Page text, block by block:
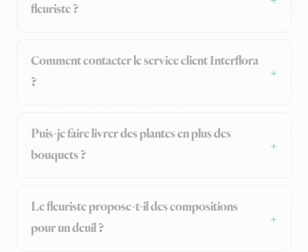
fleuriste ?
Comment contacter le service client Interflora
?
Puis-je faire livrer des plantes en plus des
bouquets ?
Le fleuriste propose-t-il des compositions
pour un deuil ?